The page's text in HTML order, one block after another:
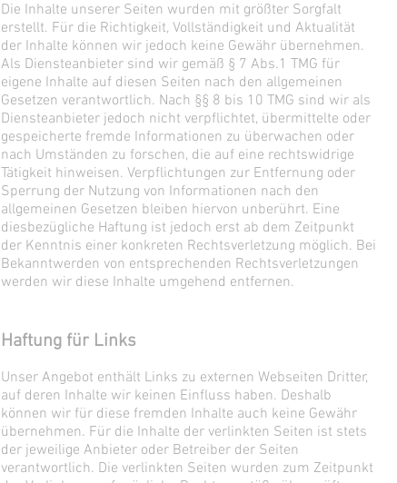
Die Inhalte unserer Seiten wurden mit größter Sorgfalt
erstellt. Für die Richtigkeit, Vollständigkeit und Aktualität
der Inhalte können wir jedoch keine Gewähr übernehmen.
Als Diensteanbieter sind wir gemäß § 7 Abs.1 TMG für
eigene Inhalte auf diesen Seiten nach den allgemeinen
Gesetzen verantwortlich. Nach §§ 8 bis 10 TMG sind wir als
Diensteanbieter jedoch nicht verpflichtet, übermittelte oder
gespeicherte fremde Informationen zu überwachen oder
nach Umständen zu forschen, die auf eine rechtswidrige
Tätigkeit hinweisen. Verpflichtungen zur Entfernung oder
Sperrung der Nutzung von Informationen nach den
allgemeinen Gesetzen bleiben hiervon unberührt. Eine
diesbezügliche Haftung ist jedoch erst ab dem Zeitpunkt
der Kenntnis einer konkreten Rechtsverletzung möglich. Bei
Bekanntwerden von entsprechenden Rechtsverletzungen
werden wir diese Inhalte umgehend entfernen.
Haftung für Links
Unser Angebot enthält Links zu externen Webseiten Dritter,
auf deren Inhalte wir keinen Einfluss haben. Deshalb
können wir für diese fremden Inhalte auch keine Gewähr
übernehmen. Für die Inhalte der verlinkten Seiten ist stets
der jeweilige Anbieter oder Betreiber der Seiten
verantwortlich. Die verlinkten Seiten wurden zum Zeitpunkt